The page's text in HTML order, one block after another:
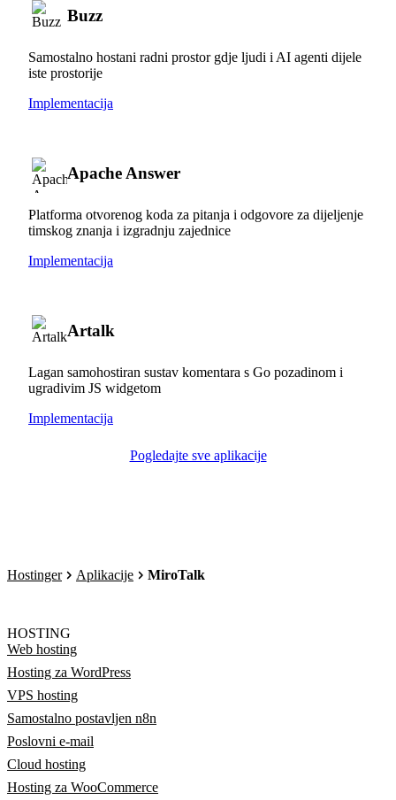
Buzz
Samostalno hostani radni prostor gdje ljudi i AI agenti dijele
iste prostorije
Implementacija
Apache Answer
Platforma otvorenog koda za pitanja i odgovore za dijeljenje
timskog znanja i izgradnju zajednice
Implementacija
Artalk
Lagan samohostiran sustav komentara s Go pozadinom i
ugradivim JS widgetom
Implementacija
Pogledajte sve aplikacije
Hostinger Aplikacije MiroTalk
HOSTING
Web hosting
Hosting za WordPress
VPS hosting
Samostalno postavljen n8n
Poslovni e-mail
Cloud hosting
Hosting za WooCommerce